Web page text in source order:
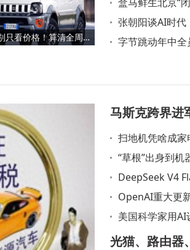
购车别只看价格！算清全周期成本，守护家庭长期财富增长
革命”
张朝阳谈AI时代
免“塑料感”
字节跳动年中
马斯克跨界进
设，初期投资
扫地机凭啥成家
键！
“草根”出身到机
IPODeepSeek V4
体验待提升
OpenAI重大更
版功能再升级
美国科学家用AI
引担忧
光猫、路由器